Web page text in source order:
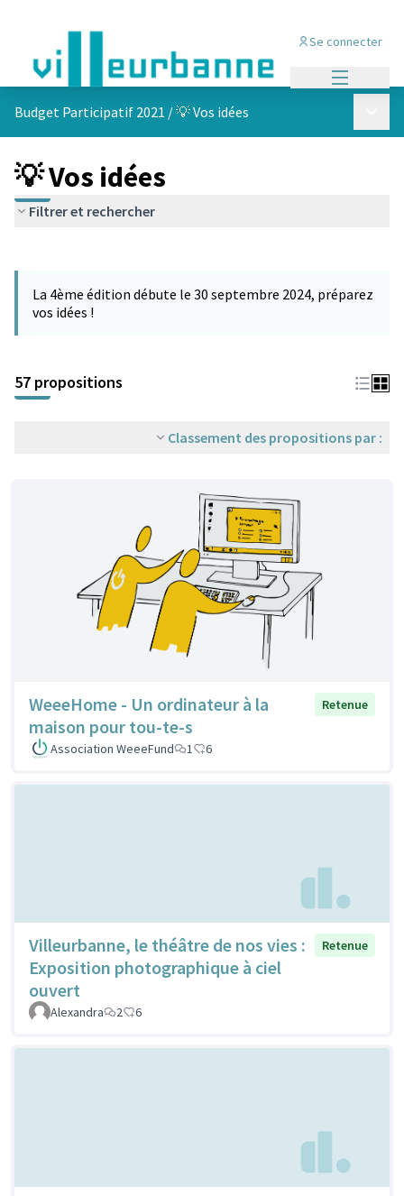
Se connecter
Budget Participatif 2021 /💡 Vos idées
💡 Vos idées
Filtrer et rechercher
La 4ème édition débute le 30 septembre 2024, préparez
vos idées !
57 propositions
Classement des propositions par :
WeeeHome - Un ordinateur à la
maison pour tou-te-s
Retenue
Association WeeeFund 1 6
Villeurbanne, le théâtre de nos vies :
Exposition photographique à ciel
ouvert
Retenue
Alexandra 2 6